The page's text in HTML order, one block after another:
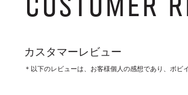
カスタマーレビュー
＊以下のレビューは、お客様個人の感想であり、ボビ